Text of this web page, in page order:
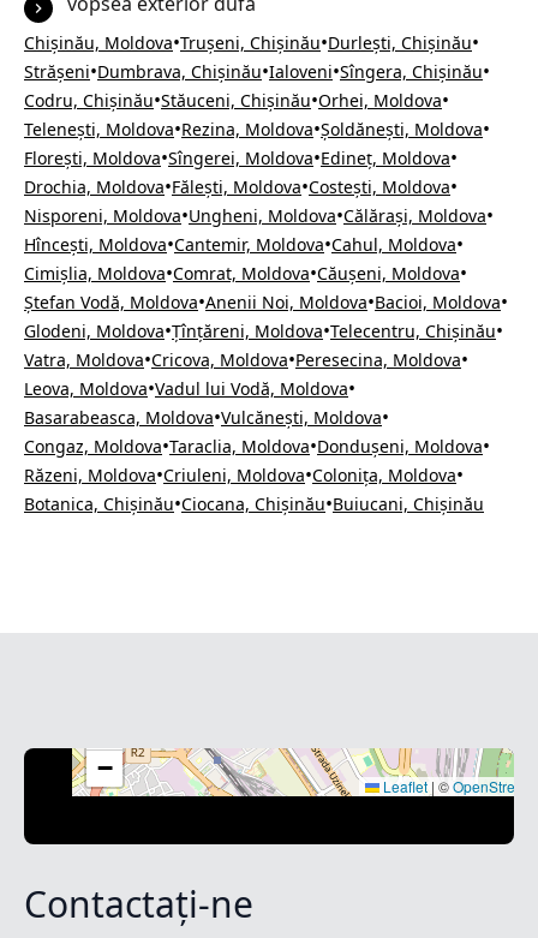
Chișinău, Moldova•Trușeni, Chișinău•Durlești, Chișinău•
Strășeni•Dumbrava, Chișinău•Ialoveni•Sîngera, Chișinău•
Codru, Chișinău•Stăuceni, Chișinău•Orhei, Moldova•
Telenești, Moldova•Rezina, Moldova•Șoldănești, Moldova•
Florești, Moldova•Sîngerei, Moldova•Edineț, Moldova•
Drochia, Moldova•Fălești, Moldova•Costești, Moldova•
Nisporeni, Moldova•Ungheni, Moldova•Călărași, Moldova•
Hîncești, Moldova•Cantemir, Moldova•Cahul, Moldova•
Cimișlia, Moldova•Comrat, Moldova•Căușeni, Moldova•
Ștefan Vodă, Moldova•Anenii Noi, Moldova•Bacioi, Moldova•
Glodeni, Moldova•Țînțăreni, Moldova•Telecentru, Chișinău•
Vatra, Moldova•Cricova, Moldova•Peresecina, Moldova•
Leova, Moldova•Vadul lui Vodă, Moldova•
Basarabeasca, Moldova•Vulcănești, Moldova•
Congaz, Moldova•Taraclia, Moldova•Dondușeni, Moldova•
Răzeni, Moldova•Criuleni, Moldova•Colonița, Moldova•
Botanica, Chișinău•Ciocana, Chișinău•Buiucani, Chișinău
−
Leaflet | ©
Contactați-ne